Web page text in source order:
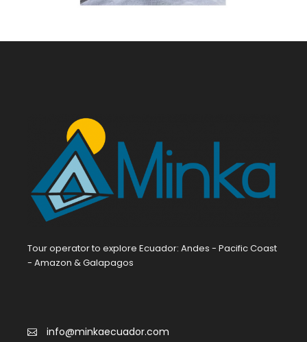
Tour operator to explore Ecuador: Andes - Pacific Coast
- Amazon & Galapagos
info@minkaecuador.com